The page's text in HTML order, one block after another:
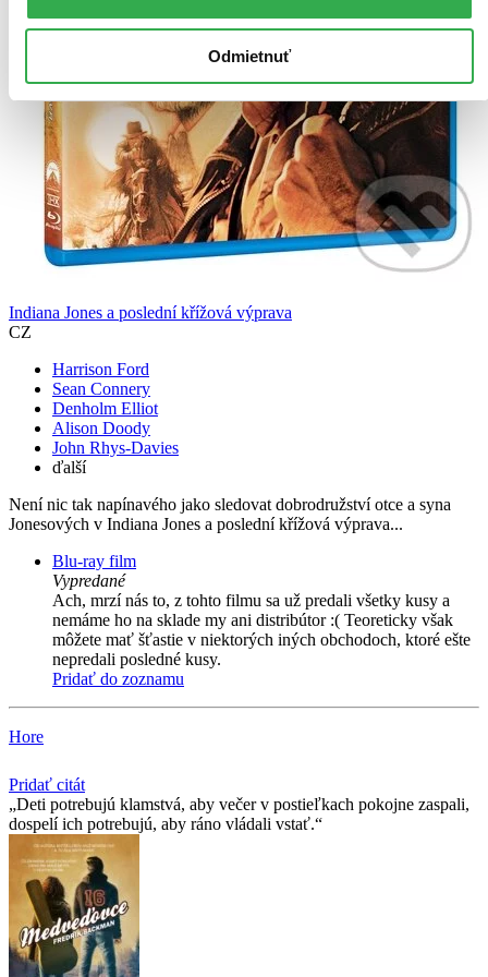
Odmietnuť
Indiana Jones a poslední křížová výprava
CZ
Harrison Ford
Sean Connery
Denholm Elliot
Alison Doody
John Rhys-Davies
ďalší
Není nic tak napínavého jako sledovat dobrodružství otce a syna
Jonesových v Indiana Jones a poslední křížová výprava...
Blu-ray film
Vypredané
Ach, mrzí nás to, z tohto filmu sa už predali všetky kusy a
nemáme ho na sklade my ani distribútor :( Teoreticky však
môžete mať šťastie v niektorých iných obchodoch, ktoré ešte
nepredali posledné kusy.
Pridať do zoznamu
Hore
Pridať citát
Deti potrebujú klamstvá, aby večer v postieľkach pokojne zaspali,
dospelí ich potrebujú, aby ráno vládali vstať.